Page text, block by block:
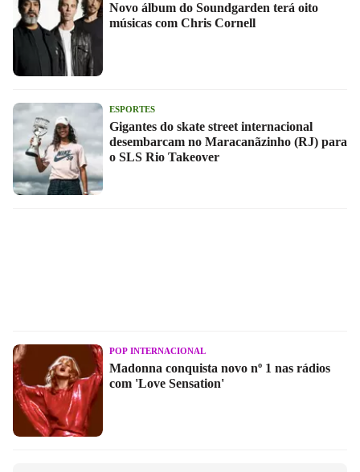
Novo álbum do Soundgarden terá oito
músicas com Chris Cornell
ESPORTES
Gigantes do skate street internacional
desembarcam no Maracanãzinho (RJ) para
o SLS Rio Takeover
POP INTERNACIONAL
Madonna conquista novo nº 1 nas rádios
com 'Love Sensation'